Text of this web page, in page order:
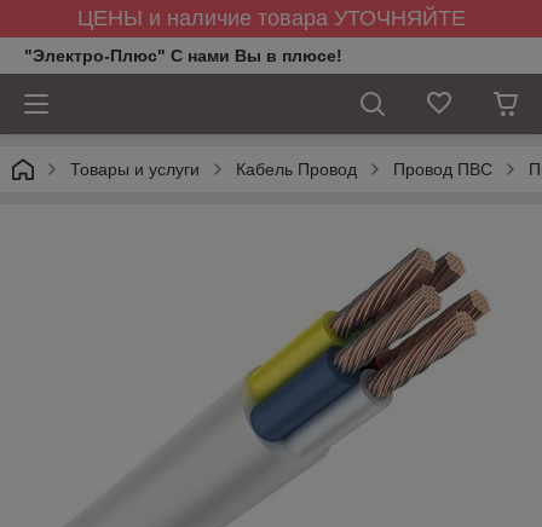
ЦЕНЫ и наличие товара УТОЧНЯЙТЕ
"Электро-Плюс" С нами Вы в плюсе!
Товары и услуги Кабель Провод Провод ПВС